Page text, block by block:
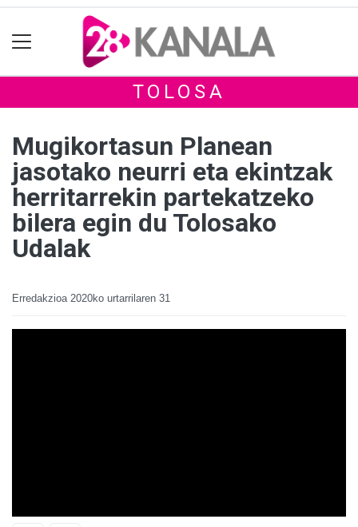
TOLOSA
Mugikortasun Planean
jasotako neurri eta ekintzak
herritarrekin partekatzeko
bilera egin du Tolosako
Udalak
Erredakzioa 2020ko urtarrilaren 31